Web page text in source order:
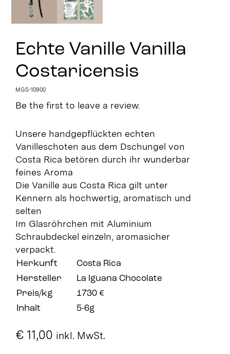
Echte Vanille Vanilla
Costaricensis
MGS-10900
Be the first to leave a review.
Unsere handgepflückten echten
Vanilleschoten aus dem Dschungel von
Costa Rica betören durch ihr wunderbar
feines Aroma
Die Vanille aus Costa Rica gilt unter
Kennern als hochwertig, aromatisch und
selten
Im Glasröhrchen mit Aluminium
Schraubdeckel einzeln, aromasicher
verpackt.
Herkunft
Costa Rica
Hersteller
La Iguana Chocolate
Preis/kg
1730 €
Inhalt
5-6g
€ 11,00 inkl. MwSt.